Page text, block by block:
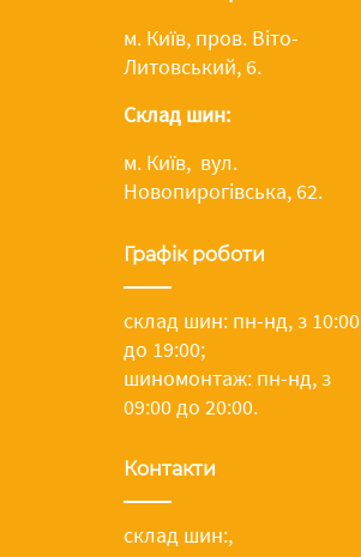
м. Київ, пров. Віто-
Литовський, 6.
Склад шин:
м. Київ, вул.
Новопирогівська, 62.
Графік роботи
склад шин: пн-нд, з 10:00
до 19:00;
шиномонтаж: пн-нд, з
09:00 до 20:00.
Контакти
склад шин:,